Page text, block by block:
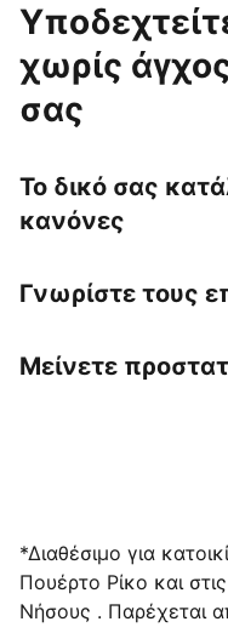
χωρίς
σας
Το δικό σας
κανόνες
Γνωρίστε τους
Μείνετε
Υποδεχτείτε
*Διαθέσιμο για
Πουέρτο Ρίκο και
Νήσους . Παρέχεται